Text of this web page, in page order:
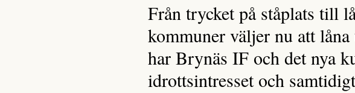
Från trycket på ståplats till
kommuner väljer nu att
har Brynäs IF och det nya
idrottsintresset och